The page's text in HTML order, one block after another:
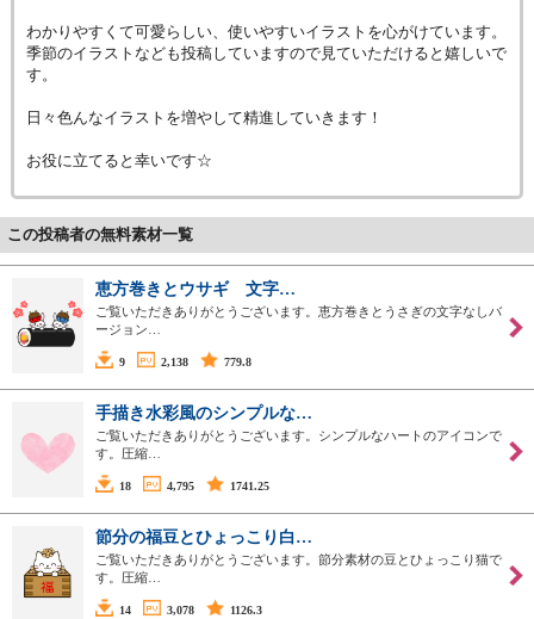
わかりやすくて可愛らしい、使いやすいイラストを心がけています。
季節のイラストなども投稿していますので見ていただけると嬉しいで
す。
日々色んなイラストを増やして精進していきます！
お役に立てると幸いです☆
この投稿者の無料素材一覧
恵方巻きとウサギ 文字…
ご覧いただきありがとうございます。恵方巻きとうさぎの文字なしバ
ージョン…
9 2,138 779.8
手描き水彩風のシンプルな…
ご覧いただきありがとうございます。シンプルなハートのアイコンで
す。圧縮…
18 4,795 1741.25
節分の福豆とひょっこり白…
ご覧いただきありがとうございます。節分素材の豆とひょっこり猫で
す。圧縮…
14 3,078 1126.3